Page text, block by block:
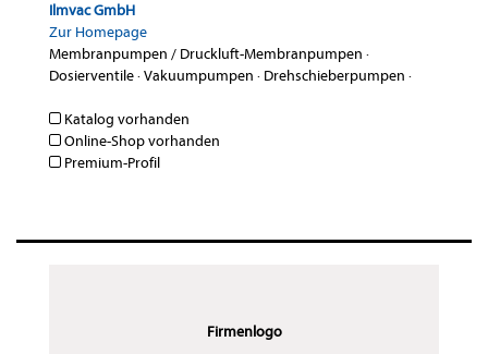
Ilmvac GmbH
Zur Homepage
Membranpumpen / Druckluft-Membranpumpen ·
Dosierventile·Vakuumpumpen · Drehschieberpumpen ·
Katalog vorhanden
Online-Shop vorhanden
Premium-Profil
Firmenlogo